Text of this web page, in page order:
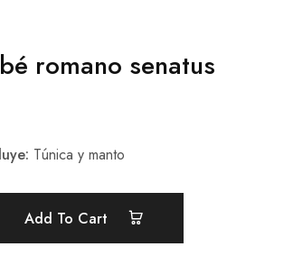
romano senatus
Túnica y manto
Add To Cart